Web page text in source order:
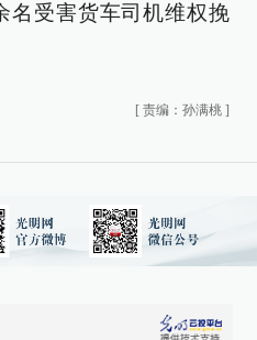
名受害货车司机维权挽
[ 责编：孙满桃 ]